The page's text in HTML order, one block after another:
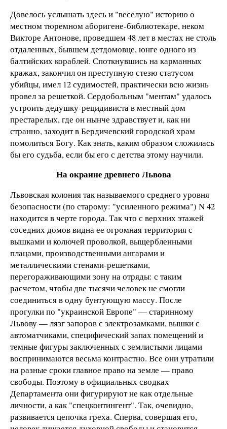
Довелось услышать здесь и "веселую" историю о
местном тюремном аборигене-библиотекаре, неком
Викторе Антонове, проведшем 48 лет в местах не столь
отдаленных, бывшем детдомовце, юнге одного из
балтийских кораблей. Споткнувшись на карманных
кражах, закончил он преступную стезю статусом
убийцы, имел 12 судимостей, практически всю жизнь
провел за решеткой. Сердобольным "ментам" удалось
устроить дедушку-рецидивиста в местный дом
престарелых, где он нынче здравствует и, как ни
странно, заходит в Бердичевский городской храм
помолиться Богу. Как знать, каким образом сложилась
бы его судьба, если бы его с детства этому научили.
На окраине древнего Львова
Львовская колония так называемого среднего уровня
безопасности (по старому: "усиленного режима") N 42
находится в черте города. Так что с верхних этажей
соседних домов видна ее огромная территория с
вышками и колючей проволкой, выщербленными
плацами, производственными ангарами и
металлическими стенами-решетками,
перегораживающими зону на отряды: с таким
расчетом, чтобы две тысячи человек не смогли
соединиться в одну бунтующую массу. После
прогулки по "украинской Европе" — старинному
Львову — лязг запоров с электрозамками, вышки с
автоматчиками, специфический запах помещений и
темные фигуры заключенных с землистыми лицами
воспринимаются весьма контрастно. Все они утратили
на разные сроки главное право на земле — право
свободы. Поэтому в официальных сводках
Департамента они фигурируют не как отдельные
личности, а как "спецконтингент". Так, очевидно,
развивается цепочка греха. Сперва, совершая его,